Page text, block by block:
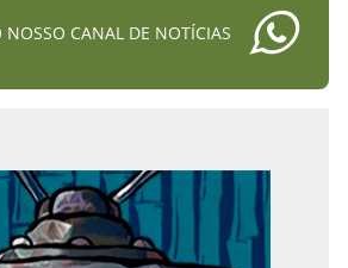
NOSSO CANAL DE NOTÍCIAS